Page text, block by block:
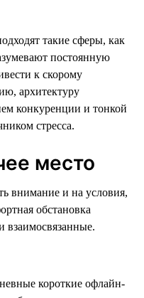
такие сферы, как
постоянную
к скорому
архитектуру
конкуренции и тонкой
стресса.
место
внимание и на условия,
обстановка
короткие офлайн-